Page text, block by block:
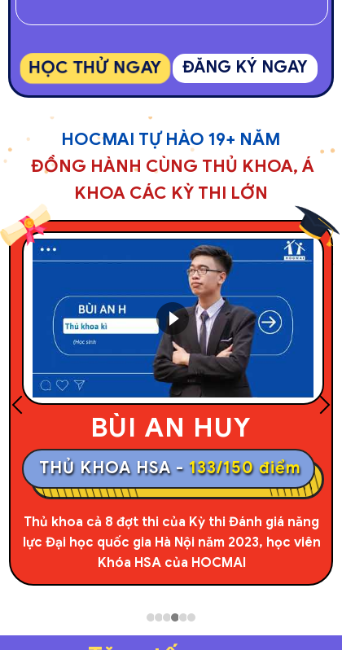
HỌC THỬ NGAY ĐĂNG KÝ NGAY
THỦ KHOA TSA -96,49/100 điểm
Thủ khoa cả 6 đợt thi kỳ thi Đánh giá tư duy Đại
học Bách Khoa Hà Nội năm 2023, học viên
Khóa TSA của HOCMAI
NGUYỄN XUÂN DUY THẮNG
HOCMAI TỰ HÀO 19+ NĂM
ĐỒNG HÀNH CÙNG THỦ KHOA, Á
KHOA CÁC KỲ THI LỚN